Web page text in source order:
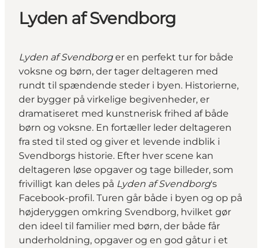
Lyden af Svendborg
Lyden af Svendborger en perfekt tur for både
voksne og børn, der tager deltageren med
rundt til spændende steder i byen. Historierne,
der bygger på virkelige begivenheder, er
dramatiseret med kunstnerisk frihed af både
børn og voksne. En fortæller leder deltageren
fra sted til sted og giver et levende indblik i
Svendborgs historie. Efter hver scene kan
deltageren løse opgaver og tage billeder, som
frivilligt kan deles på Lyden af Svendborg's
Facebook-profil. Turen går både i byen og op på
højderyggen omkring Svendborg, hvilket gør
den ideel til familier med børn, der både får
underholdning, opgaver og en god gåtur i et